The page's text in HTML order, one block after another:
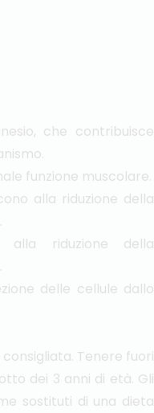
che contribuisce
funzione muscolare.
alla riduzione della
alla riduzione della
delle cellule dallo
Tenere fuori
dei 3 anni di età. Gli
sostituti di una dieta